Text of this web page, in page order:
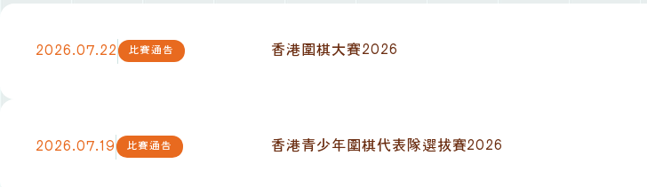
2026.07.22 比賽通告 香港圍棋大賽2026
2026.07.19 比賽通告 香港青少年圍棋代表隊選拔賽2026